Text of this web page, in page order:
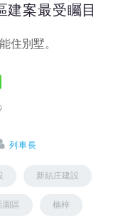
案最受矚目
住別墅。
列車長
新結庄建設
園區 楠梓